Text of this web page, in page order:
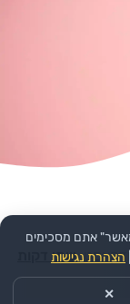
שתי דקות
אתם מסכימים
הצהרת נגישות
✕